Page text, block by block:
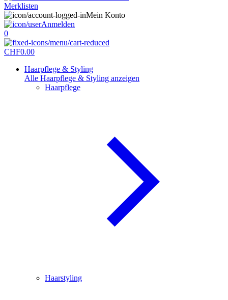
Merklisten
Mein Konto
Anmelden
0
CHF0.00
Haarpflege & Styling
Alle Haarpflege & Styling anzeigen
Haarpflege
Haarstyling